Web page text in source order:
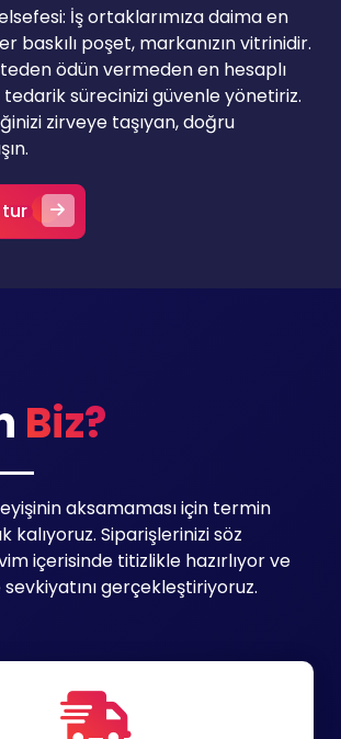
İş ortaklarımıza daima en
baskılı poşet, markanızın vitrinidir.
ödün vermeden en hesaplı
sürecinizi güvenle yönetiriz.
zirveye taşıyan, doğru
Biz?
aksamaması için termin
kalıyoruz. Siparişlerinizi söz
içerisinde titizlikle hazırlıyor ve
sevkiyatını gerçekleştiriyoruz.